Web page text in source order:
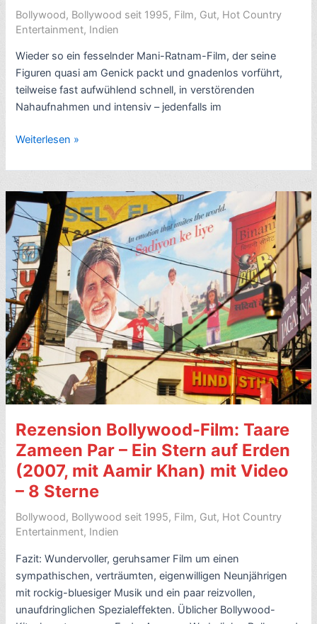
Bollywood, Bollywood seit 1995, Film, Gut, Hot Country
Entertainment, Indien
Wieder so ein fesselnder Mani-Ratnam-Film, der seine
Figuren quasi am Genick packt und gnadenlos vorführt,
teilweise fast aufwühlend schnell, in verstörenden
Nahaufnahmen und intensiv – jedenfalls im
Rezension
Film:
Guru
(2007,
mit
Abhishek
Bachchan,
Aishwarya
Rai,
Regie
Mani
Ratnam)
–
mit
Video-
Sterne
Weiterlesen »
Rezension Bollywood-Film: Taare
Zameen Par – Ein Stern auf Erden
(2007, mit Aamir Khan) mit Video
– 8 Sterne
Bollywood, Bollywood seit 1995, Film, Gut, Hot Country
Entertainment, Indien
Fazit: Wundervoller, geruhsamer Film um einen
sympathischen, verträumten, eigenwilligen Neunjährigen
mit rockig-bluesiger Musik und ein paar reizvollen,
unaufdringlichen Spezialeffekten. Üblicher Bollywood-